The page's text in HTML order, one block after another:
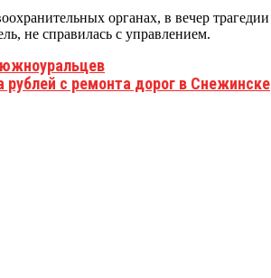
органах, в вечер
не справилась с управлением.
с ремонта дорог в Снежинске